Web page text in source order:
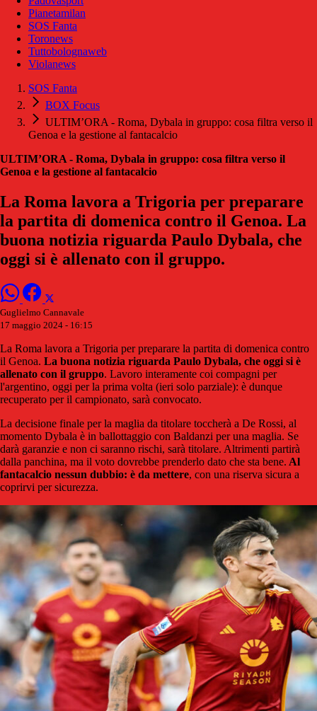
Pianetamilan
SOS Fanta
Toronews
Tuttobolognaweb
Violanews
SOS Fanta
BOX Focus
ULTIM’ORA - Roma, Dybala in gruppo: cosa filtra verso il
Genoa e la gestione al fantacalcio
ULTIM’ORA - Roma, Dybala in gruppo: cosa filtra verso il
Genoa e la gestione al fantacalcio
La Roma lavora a Trigoria per preparare
la partita di domenica contro il Genoa. La
buona notizia riguarda Paulo Dybala, che
oggi si è allenato con il gruppo.
Guglielmo Cannavale
17 maggio 2024 - 16:15
La Roma lavora a Trigoria per preparare la partita di domenica contro
il Genoa. La buona notizia riguarda Paulo Dybala, che oggi si è
allenato con il gruppo. Lavoro interamente coi compagni per
l'argentino, oggi per la prima volta (ieri solo parziale): è dunque
recuperato per il campionato, sarà convocato.
La decisione finale per la maglia da titolare toccherà a De Rossi, al
momento Dybala è in ballottaggio con Baldanzi per una maglia. Se
darà garanzie e non ci saranno rischi, sarà titolare. Altrimenti partirà
dalla panchina, ma il voto dovrebbe prenderlo dato che sta bene. Al
fantacalcio nessun dubbio: è da mettere, con una riserva sicura a
coprirvi per sicurezza.